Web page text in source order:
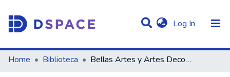
Log In (current)
Statistics
Home Biblioteca Bellas Artes y Artes Decorativas